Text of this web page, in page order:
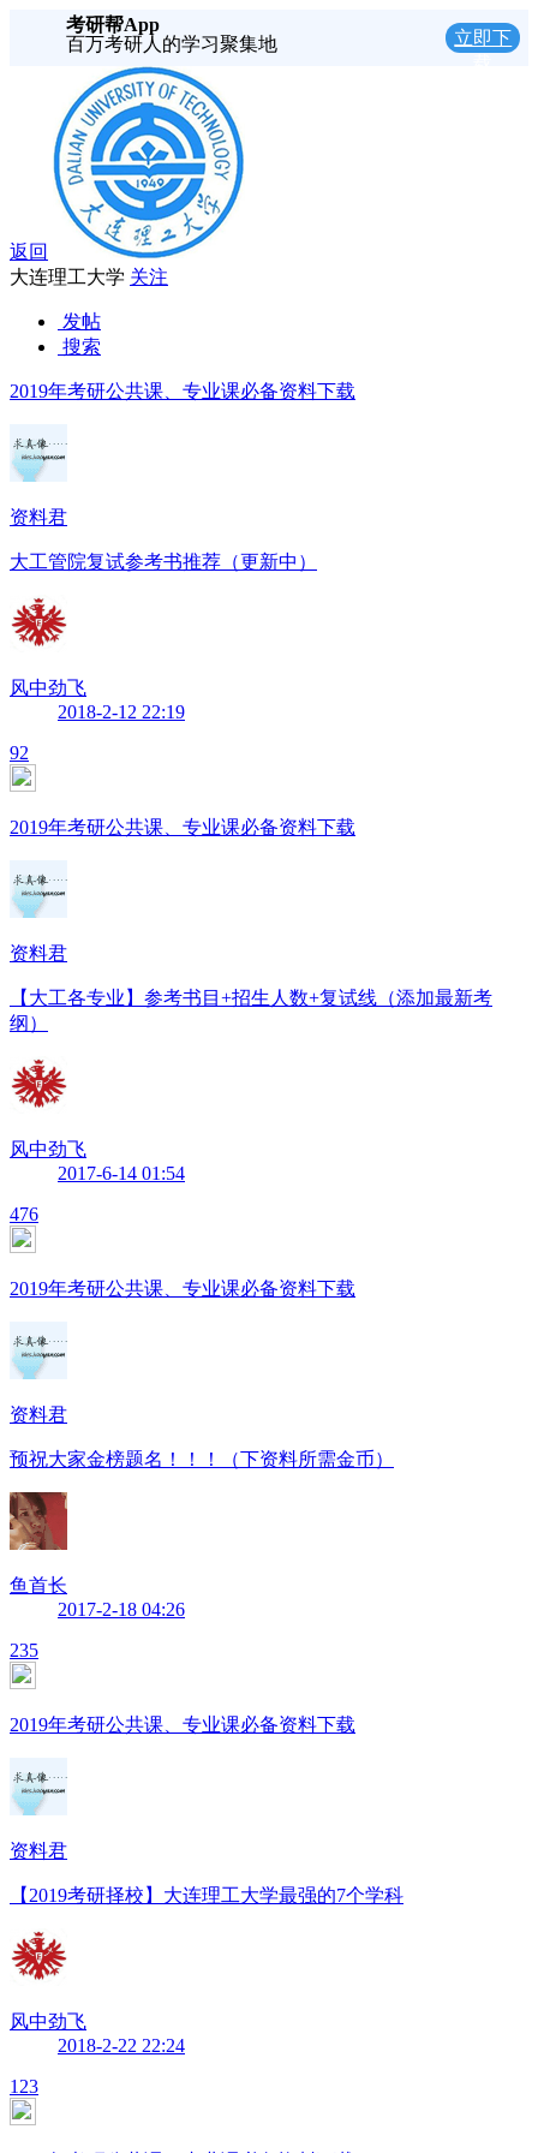
考研帮App
百万考研人的学习聚集地
立即下
返回
大连理工大学 关注
发帖
搜索
2019年考研公共课、专业课必备资料下载
资料君
大工管院复试参考书推荐（更新中）
风中劲飞
2018-2-12 22:19
92
2019年考研公共课、专业课必备资料下载
资料君
【大工各专业】参考书目+招生人数+复试线（添加最新考
纲）
风中劲飞
2017-6-14 01:54
476
2019年考研公共课、专业课必备资料下载
资料君
预祝大家金榜题名！！！（下资料所需金币）
鱼首长
2017-2-18 04:26
235
2019年考研公共课、专业课必备资料下载
资料君
【2019考研择校】大连理工大学最强的7个学科
风中劲飞
2018-2-22 22:24
123